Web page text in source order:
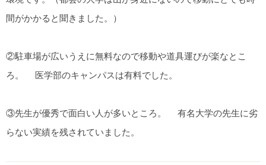
間がかかると聞きました。）
②駐車場が広いうえに無料なので移動や道具運びが楽なとこ
ろ。 医学部のキャンパスは有料でした。
③先生が優秀で面白い人が多いところ。 有名大学の先生に劣
らない実績を残されていました。